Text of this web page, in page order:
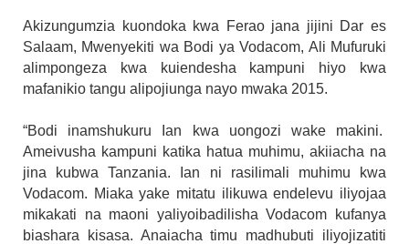
Akizungumzia kuondoka kwa Ferao jana jijini Dar es
Salaam, Mwenyekiti wa Bodi ya Vodacom, Ali Mufuruki
alimpongeza kwa kuiendesha kampuni hiyo kwa
mafanikio tangu alipojiunga nayo mwaka 2015.
“Bodi inamshukuru Ian kwa uongozi wake makini.
Ameivusha kampuni katika hatua muhimu, akiiacha na
jina kubwa Tanzania. Ian ni rasilimali muhimu kwa
Vodacom. Miaka yake mitatu ilikuwa endelevu iliyojaa
mikakati na maoni yaliyoibadilisha Vodacom kufanya
biashara kisasa. Anaiacha timu madhubuti iliyojizatiti